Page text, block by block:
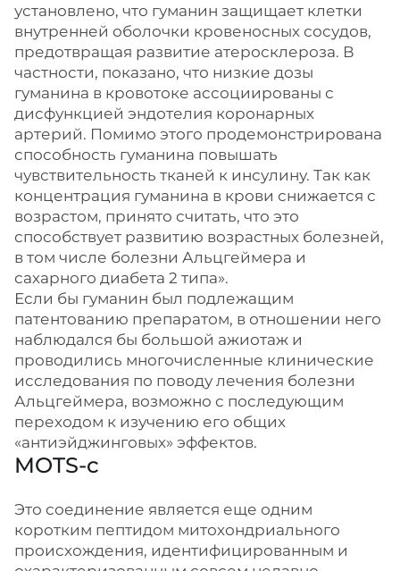
установлено, что гуманин защищает клетки
внутренней оболочки кровеносных сосудов,
предотвращая развитие атеросклероза. В
частности, показано, что низкие дозы
гуманина в кровотоке ассоциированы с
дисфункцией эндотелия коронарных
артерий. Помимо этого продемонстрирована
способность гуманина повышать
чувствительность тканей к инсулину. Так как
концентрация гуманина в крови снижается с
возрастом, принято считать, что это
способствует развитию возрастных болезней,
в том числе болезни Альцгеймера и
сахарного диабета 2 типа».
Если бы гуманин был подлежащим
патентованию препаратом, в отношении него
наблюдался бы большой ажиотаж и
проводились многочисленные клинические
исследования по поводу лечения болезни
Альцгеймера, возможно с последующим
переходом к изучению его общих
«антиэйджинговых» эффектов.
MOTS-c
Это соединение является еще одним
коротким пептидом митохондриального
происхождения, идентифицированным и